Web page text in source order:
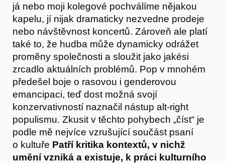
Kontakt
já nebo moji kolegové pochválíme nějakou
kapelu, jí nijak dramaticky nezvedne prodeje
nebo návštěvnost koncertů. Zároveň ale platí
také to, že hudba může dynamicky odrážet
proměny společnosti a sloužit jako jakési
zrcadlo aktuálních problémů. Pop v mnohém
předešel boje o rasovou i genderovou
emancipaci, teď dost možná svojí
konzervativností naznačil nástup alt-right
populismu. Zkusit v těchto pohybech „číst“ je
podle mě nejvíce vzrušující součást psaní
o kultuře Patří kritika kontextů, v nichž
umění vzniká a existuje, k práci kulturního